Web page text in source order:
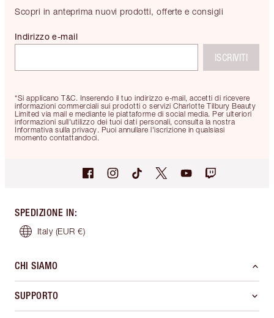
Scopri in anteprima nuovi prodotti, offerte e consigli
*Si applicano T&C. Inserendo il tuo indirizzo e-mail, accetti di ricevere
informazioni commerciali sui prodotti o servizi Charlotte Tilbury Beauty
Limited via mail e mediante le piattaforme di social media. Per ulteriori
informazioni sull'utilizzo dei tuoi dati personali, consulta la nostra
Informativa sulla privacy. Puoi annullare l'iscrizione in qualsiasi
momento contattandoci.
Indirizzo e-mail
ISCRIVITI
SPEDIZIONE IN:
Italy (EUR €)
CHI SIAMO
SUPPORTO